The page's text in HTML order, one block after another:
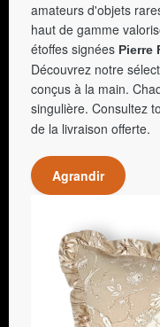
amateurs d'objets
haut de gamme
étoffes signées Pierre
Découvrez notre
conçus à la main.
singulière. Consultez
de la livraison offerte.
Agrandir